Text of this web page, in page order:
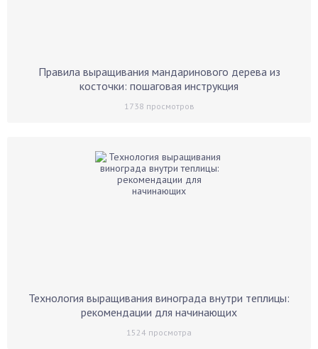
Правила выращивания мандаринового дерева из
косточки: пошаговая инструкция
1738 просмотров
Технология выращивания винограда внутри теплицы:
рекомендации для начинающих
1524 просмотра